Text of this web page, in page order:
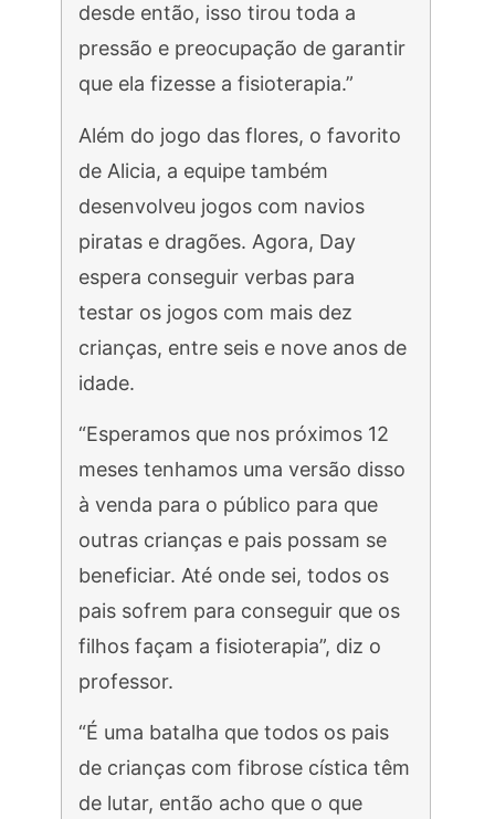
desde então, isso tirou toda a
pressão e preocupação de garantir
que ela fizesse a fisioterapia.”
Além do jogo das flores, o favorito
de Alicia, a equipe também
desenvolveu jogos com navios
piratas e dragões. Agora, Day
espera conseguir verbas para
testar os jogos com mais dez
crianças, entre seis e nove anos de
idade.
“Esperamos que nos próximos 12
meses tenhamos uma versão disso
à venda para o público para que
outras crianças e pais possam se
beneficiar. Até onde sei, todos os
pais sofrem para conseguir que os
filhos façam a fisioterapia”, diz o
professor.
“É uma batalha que todos os pais
de crianças com fibrose cística têm
de lutar, então acho que o que